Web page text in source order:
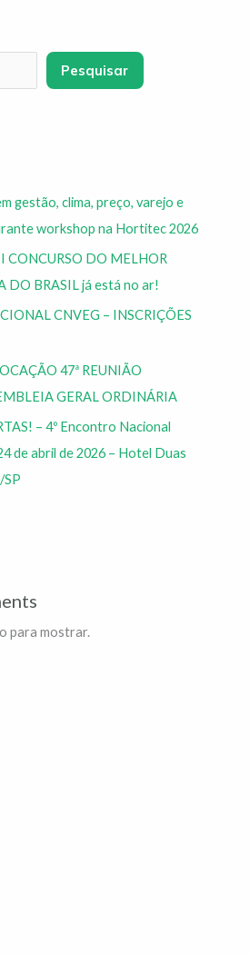
Pesquisar
gestão, clima, preço, varejo e
workshop na Hortitec 2026
CONCURSO DO MELHOR
DO BRASIL já está no ar!
CNVEG – INSCRIÇÕES
47ª REUNIÃO
GERAL ORDINÁRIA
– 4º Encontro Nacional
de abril de 2026 – Hotel Duas
para mostrar.